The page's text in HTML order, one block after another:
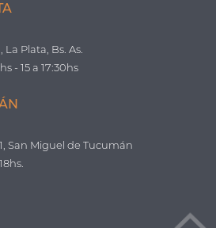
La Plata, Bs. As.
- 15 a 17:30hs
San Miguel de Tucumán